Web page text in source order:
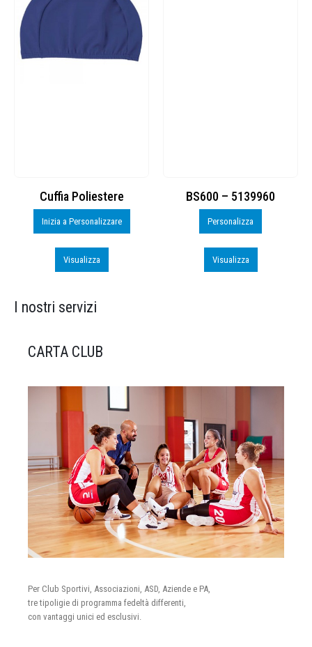
Cuffia Poliestere
Inizia a Personalizzare
Visualizza
BS600 – 5139960
Personalizza
Visualizza
I nostri servizi
CARTA CLUB
Per Club Sportivi, Associazioni, ASD, Aziende e PA,
tre tipoligie di programma fedeltà differenti,
con vantaggi unici ed esclusivi.